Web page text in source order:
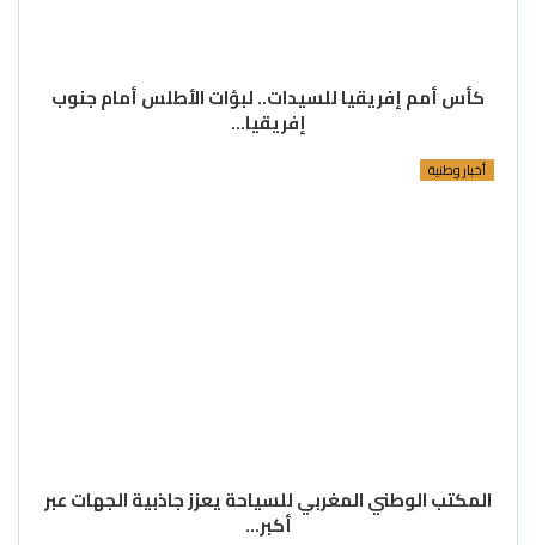
كأس أمم إفريقيا للسيدات.. لبؤات الأطلس أمام جنوب
إفريقيا…
أخبار وطنية
المكتب الوطني المغربي للسياحة يعزز جاذبية الجهات عبر
أكبر…